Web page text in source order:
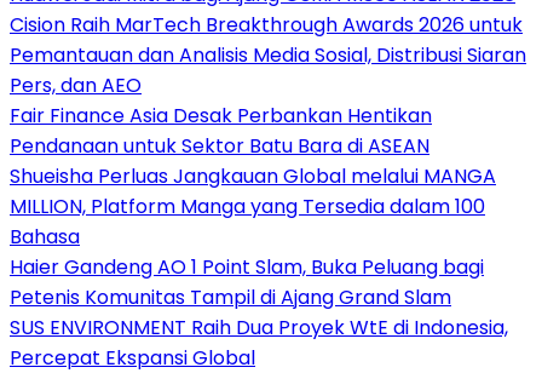
Cision Raih MarTech Breakthrough Awards 2026 untuk
Pemantauan dan Analisis Media Sosial, Distribusi Siaran
Pers, dan AEO
Fair Finance Asia Desak Perbankan Hentikan
Pendanaan untuk Sektor Batu Bara di ASEAN
Shueisha Perluas Jangkauan Global melalui MANGA
MILLION, Platform Manga yang Tersedia dalam 100
Bahasa
Haier Gandeng AO 1 Point Slam, Buka Peluang bagi
Petenis Komunitas Tampil di Ajang Grand Slam
SUS ENVIRONMENT Raih Dua Proyek WtE di Indonesia,
Percepat Ekspansi Global